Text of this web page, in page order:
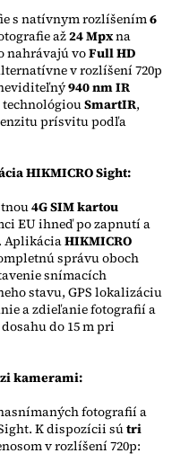
s natívnym rozlíšením6
až24 Mpxna
nahrávajú voFull HD
v rozlíšení 720p
940 nm IR
technológiouSmartIR,
prísvitu podľa
HIKMICRO Sight:
4G SIM kartou
EU ihneď po zapnutí a
AplikáciaHIKMICRO
správu oboch
snímacích
stavu, GPS lokalizáciu
a zdieľanie fotografií a
do 15 m pri
kamerami:
fotografií a
K dispozícii sútri
v rozlíšení 720p: